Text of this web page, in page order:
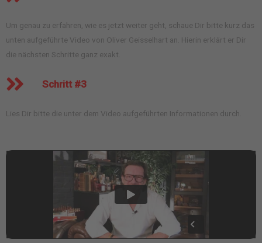
Um genau zu erfahren, wie es jetzt weiter geht, schaue Dir bitte kurz das
unten aufgeführte Video von Oliver Geisselhart an. Hierin erklärt er Dir
die nächsten Schritte ganz exakt.
Schritt #3
Lies Dir bitte die unter dem Video aufgeführten Informationen durch.